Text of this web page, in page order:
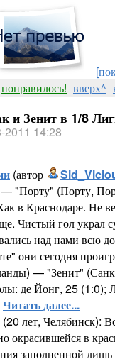
понравилось! вверх^
и Зенит в 1/8
2011 14:28
(автор
— "Порту" (Порту,
в Краснодаре. Не
Чистый гол украл
над нами всю
они сегодня
— "Зенит"
де Йонг, 25 (1:0);
Читать далее...
(20 лет, Челябинск):
окрасившейся в
заполненной лишь